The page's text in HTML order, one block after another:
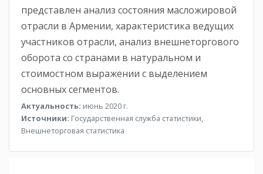
представлен анализ состояния масложировой
отрасли в Армении, характеристика ведущих
участников отрасли, анализ внешнеторгового
оборота со странами в натуральном и
стоимостном выражении с выделением
основных сегментов.
Актуальность: июнь 2020 г.
Источники: Государственная служба статистики,
Внешнеторговая статистика